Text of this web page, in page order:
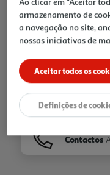
Ir para
Contactos
armazenamento de
a navegação no site,
nossas iniciativas de
Aceitar todos os
Definições de